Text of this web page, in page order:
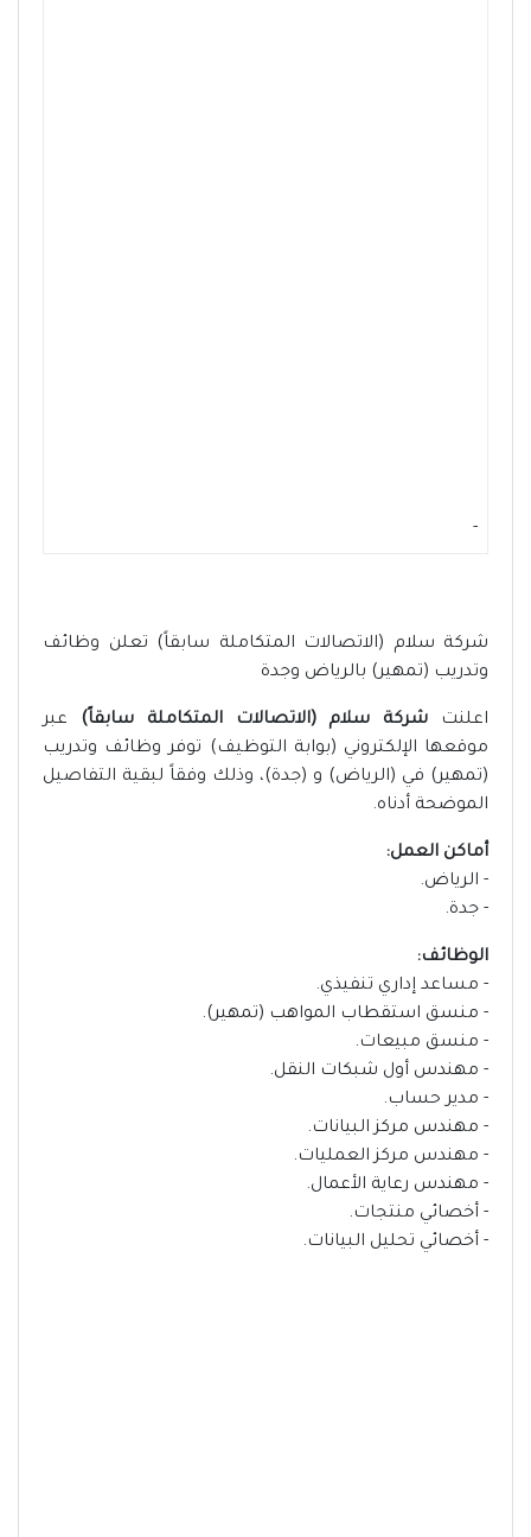
-
شركة سلام (الاتصالات المتكاملة سابقاً) تعلن وظائف
وتدريب (تمهير) بالرياض وجدة
اعلنت شركة سلام (الاتصالات المتكاملة سابقاً) عبر
موقعها الإلكتروني (بوابة التوظيف) توفر وظائف وتدريب
(تمهير) في (الرياض) و (جدة)، وذلك وفقاً لبقية التفاصيل
الموضحة أدناه.
أماكن العمل:
- الرياض.
- جدة.
الوظائف:
- مساعد إداري تنفيذي.
- منسق استقطاب المواهب (تمهير).
- منسق مبيعات.
- مهندس أول شبكات النقل.
- مدير حساب.
- مهندس مركز البيانات.
- مهندس مركز العمليات.
- مهندس رعاية الأعمال.
- أخصائي منتجات.
- أخصائي تحليل البيانات.